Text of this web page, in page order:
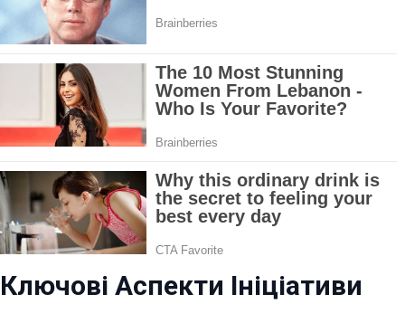
Ключові Аспекти Ініціативи